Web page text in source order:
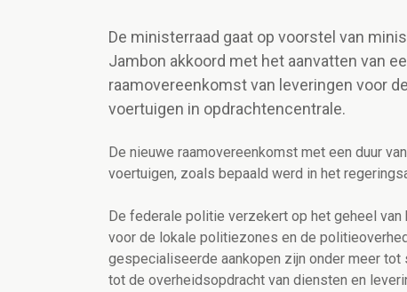
De ministerraad gaat op voorstel van
Jambon akkoord met het aanvatten van
raamovereenkomst van leveringen voor
voertuigen in opdrachtencentrale.
De nieuwe raamovereenkomst met een duur
voertuigen, zoals bepaald werd in het
De federale politie verzekert op het geheel
voor de lokale politiezones en de
gespecialiseerde aankopen zijn onder meer
tot de overheidsopdracht van diensten en